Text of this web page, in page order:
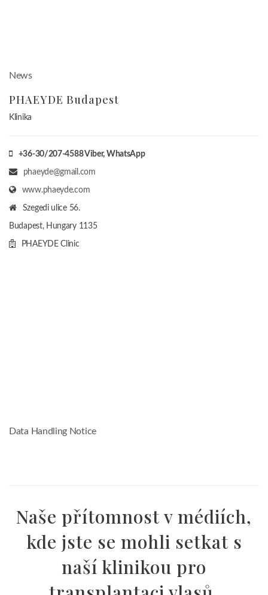
News
PHAEYDE Budapest
Klinika
+36-30/207-4588Viber, WhatsApp
phaeyde@gmail.com
www.phaeyde.com
Szegedi ulice 56.
Budapest, Hungary 1135
PHAEYDE Clinic
Data Handling Notice
Naše přítomnost v médiích,
kde jste se mohli setkat s
naší klinikou pro